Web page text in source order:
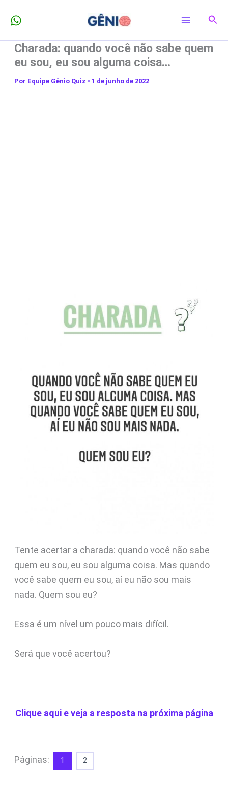
para
conteúdo
Charada: quando você não sabe quem
eu sou, eu sou alguma coisa…
Por Equipe Gênio Quiz • 1 de junho de 2022
Tente acertar a charada: quando você não sabe
quem eu sou, eu sou alguma coisa. Mas quando
você sabe quem eu sou, aí eu não sou mais
nada. Quem sou eu?
Essa é um nível um pouco mais difícil.
Será que você acertou?
Clique aqui e veja a resposta na próxima página
Páginas: 1 2